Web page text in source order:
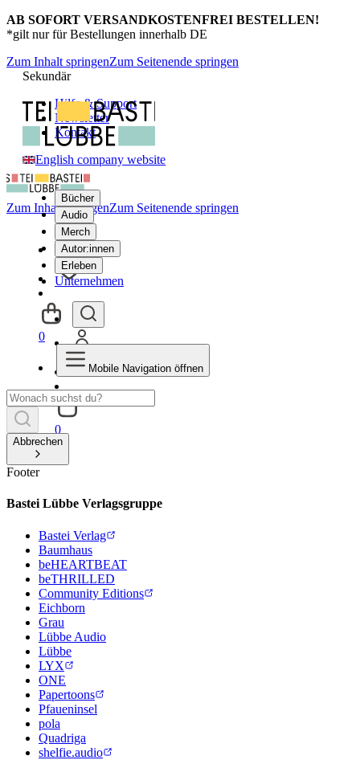
AB SOFORT VERSANDKOSTENFREI BESTELLEN!
*gilt nur für Bestellungen innerhalb DE
Zum Inhalt springenZum Seitenende springen
Sekundär
Hilfe & Support
Newsletter
Kontakt
English company website
Bücher
Audio
Merch
Autor:innen
Erleben
Unternehmen
0
Zum Inhalt springenZum Seitenende springen
0
Mobile Navigation öffnen
Abbrechen
Footer
Bastei Lübbe Verlagsgruppe
Bastei Verlag
Baumhaus
beHEARTBEAT
beTHRILLED
Community Editions
Eichborn
Grau
Lübbe Audio
Lübbe
LYX
ONE
Papertoons
Pfaueninsel
pola
Quadriga
shelfie.audio